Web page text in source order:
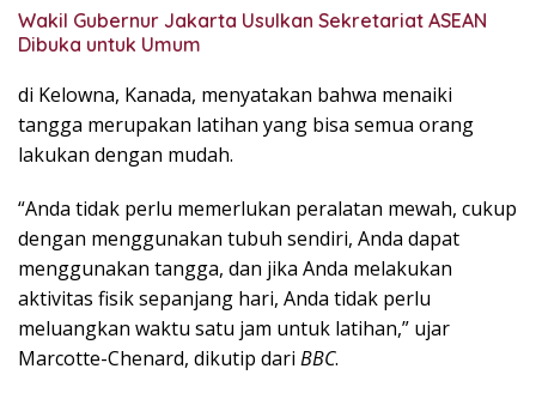
Wakil Gubernur Jakarta Usulkan Sekretariat ASEAN
Dibuka untuk Umum
di Kelowna, Kanada, menyatakan bahwa menaiki
tangga merupakan latihan yang bisa semua orang
lakukan dengan mudah.
“Anda tidak perlu memerlukan peralatan mewah, cukup
dengan menggunakan tubuh sendiri, Anda dapat
menggunakan tangga, dan jika Anda melakukan
aktivitas fisik sepanjang hari, Anda tidak perlu
meluangkan waktu satu jam untuk latihan,” ujar
Marcotte-Chenard, dikutip dari BBC.